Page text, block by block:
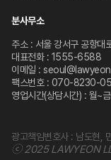
분사무소
주소 : 서울 강서구 공항
대표전화 : 1555-6588
이메일 :
팩스번호 : 070-8230-
영업시간(상담시간) : 월~
광고책임변호사 : 남도현,
ⓒ 2025 LAWYEON